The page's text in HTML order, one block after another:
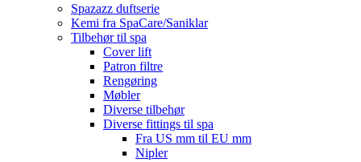
Spazazz duftserie
Kemi fra SpaCare/Saniklar
Tilbehør til spa
Cover lift
Patron filtre
Rengøring
Møbler
Diverse tilbehør
Diverse fittings til spa
Fra US mm til EU mm
Nipler